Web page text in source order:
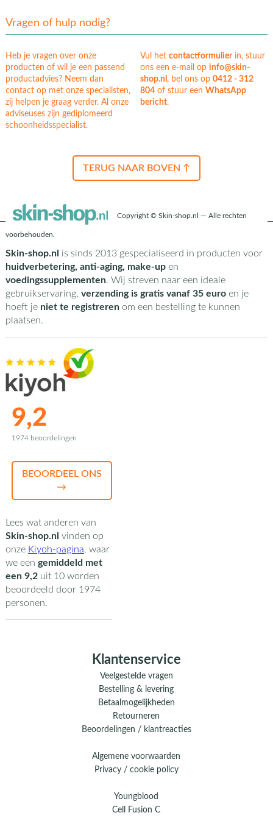
Vragen of hulp nodig?
Heb je vragen over onze
producten of wil je een passend
productadvies? Neem dan
contact op met onze specialisten,
zij helpen je graag verder. Al onze
adviseuses zijn gediplomeerd
schoonheidsspecialist.
Vul hetcontactformulierin, stuur
ons een e-mail op info@skin-
shop.nl, bel ons op0412 - 312
804 of stuur eenWhatsApp
bericht.
TERUG NAAR BOVEN ↑
Copyright © Skin-shop.nl — Alle rechten
voorbehouden.
Skin-shop.nl is sinds 2013 gespecialiseerd in producten voor
huidverbetering, anti-aging, make-upen
voedingssupplementen. Wij streven naar een ideale
gebruikservaring, verzending is gratis vanaf 35 euroen je
hoeft je niet te registrerenom een bestelling te kunnen
plaatsen.
9,2
1974 beoordelingen
BEOORDEEL ONS
→
Lees wat anderen van
Skin-shop.nl vinden op
onze Kiyoh-pagina, waar
we een gemiddeld met
een 9,2uit 10worden
beoordeeld door 1974
personen.
Klantenservice
Veelgestelde vragen
Bestelling & levering
Betaalmogelijkheden
Retourneren
Beoordelingen / klantreacties
Algemene voorwaarden
Privacy / cookie policy
Youngblood
Cell Fusion C